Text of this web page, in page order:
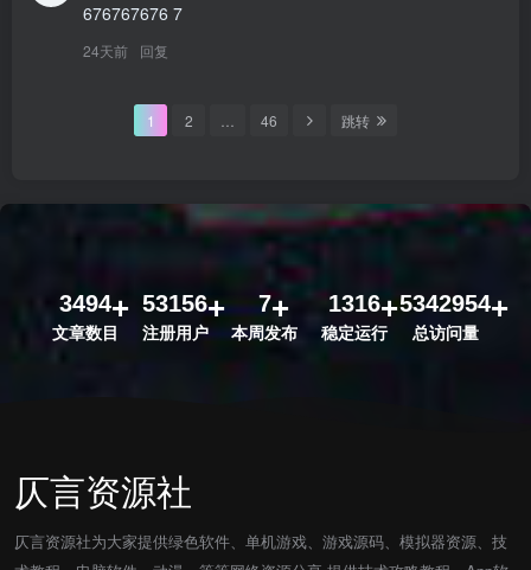
676767676 7
24天前 回复
1 2 46 跳转
3494
文章数目
53156
注册用户
7
本周发布
1316
稳定运行
5342954
总访问量
仄言资源社
仄言资源社为大家提供绿色软件、单机游戏、游戏源码、模拟器资源、技